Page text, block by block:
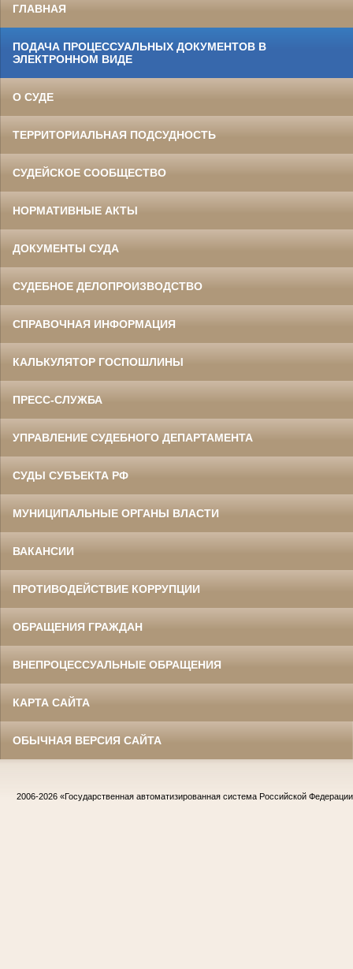
ГЛАВНАЯ
ПОДАЧА ПРОЦЕССУАЛЬНЫХ ДОКУМЕНТОВ В
ЭЛЕКТРОННОМ ВИДЕ
О СУДЕ
ТЕРРИТОРИАЛЬНАЯ ПОДСУДНОСТЬ
СУДЕЙСКОЕ СООБЩЕСТВО
НОРМАТИВНЫЕ АКТЫ
ДОКУМЕНТЫ СУДА
СУДЕБНОЕ ДЕЛОПРОИЗВОДСТВО
СПРАВОЧНАЯ ИНФОРМАЦИЯ
КАЛЬКУЛЯТОР ГОСПОШЛИНЫ
ПРЕСС-СЛУЖБА
УПРАВЛЕНИЕ СУДЕБНОГО ДЕПАРТАМЕНТА
СУДЫ СУБЪЕКТА РФ
МУНИЦИПАЛЬНЫЕ ОРГАНЫ ВЛАСТИ
ВАКАНСИИ
ПРОТИВОДЕЙСТВИЕ КОРРУПЦИИ
ОБРАЩЕНИЯ ГРАЖДАН
ВНЕПРОЦЕССУАЛЬНЫЕ ОБРАЩЕНИЯ
КАРТА САЙТА
ОБЫЧНАЯ ВЕРСИЯ САЙТА
2006-2026 «Государственная автоматизированная система Российской